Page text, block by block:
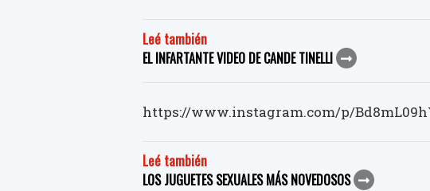
Leé también
EL INFARTANTE VIDEO DE CANDE TINELLI
https://www.instagram.com/p/
Leé también
LOS JUGUETES SEXUALES MÁS NOVEDOSOS